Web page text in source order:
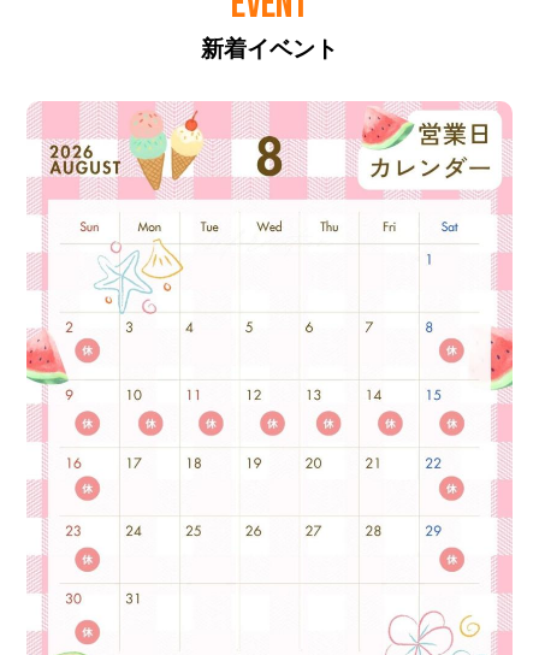
新着イベント